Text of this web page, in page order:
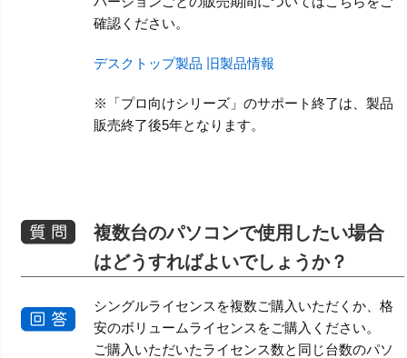
確認ください。
デスクトップ製品 旧製品情報
※「プロ向けシリーズ」のサポート終了は、製品
販売終了後5年となります。
複数台のパソコンで使用したい場合
はどうすればよいでしょうか？
シングルライセンスを複数ご購入いただくか、格
安のボリュームライセンスをご購入ください。
ご購入いただいたライセンス数と同じ台数のパソ